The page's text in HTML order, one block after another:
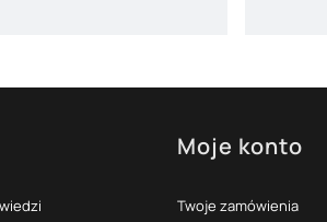
Moje konto
Twoje zamówienia